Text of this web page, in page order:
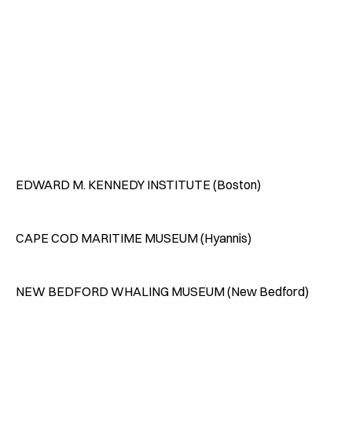
EDWARD M. KENNEDY INSTITUTE (Boston)
CAPE COD MARITIME MUSEUM (Hyannis)
NEW BEDFORD WHALING MUSEUM (New Bedford)